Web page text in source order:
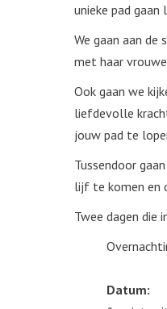
unieke pad
We gaan aan
met haar
Ook gaan we
liefdevolle
jouw pad te
Tussendoor
lijf te komen en
Twee dagen die
Datum: